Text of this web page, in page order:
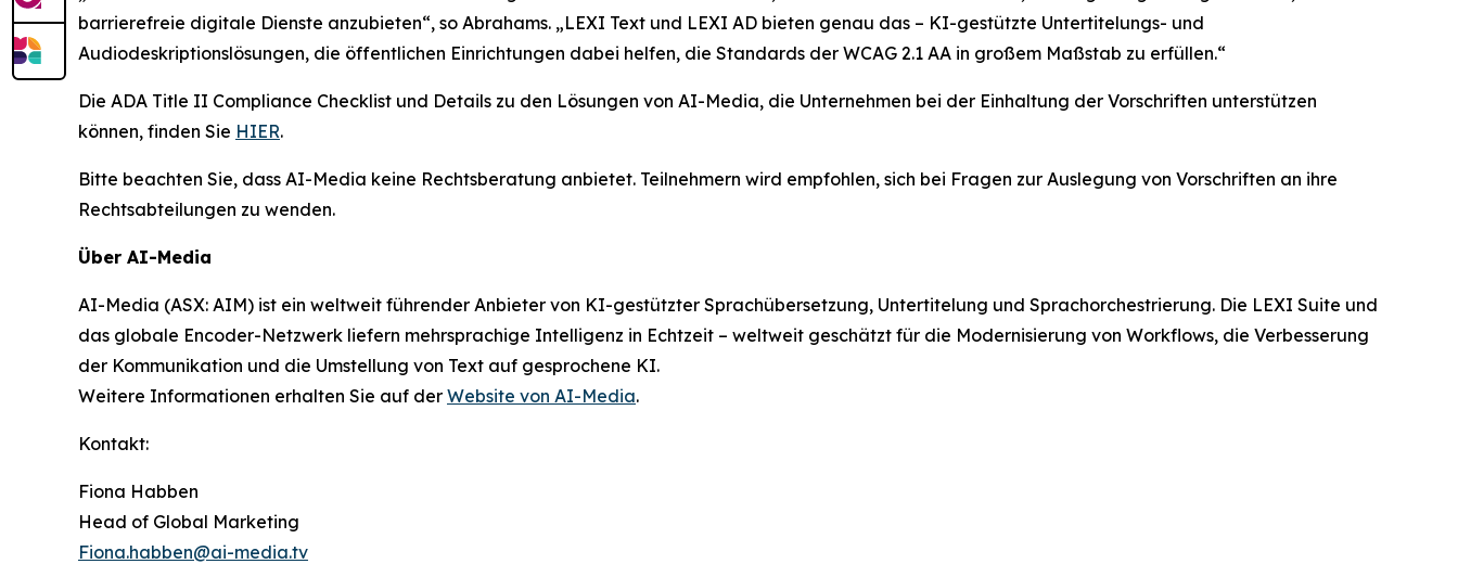
barrierefreie digitale Dienste anzubieten“, so Abrahams. „LEXI Text und LEXI AD bieten genau das – KI-gestützte Untertitelungs- und
Audiodeskriptionslösungen, die öffentlichen Einrichtungen dabei helfen, die Standards der WCAG 2.1 AA in großem Maßstab zu erfüllen.“
Die ADA Title II Compliance Checklist und Details zu den Lösungen von AI-Media, die Unternehmen bei der Einhaltung der Vorschriften unterstützen
können, finden Sie HIER.
Bitte beachten Sie, dass AI-Media keine Rechtsberatung anbietet. Teilnehmern wird empfohlen, sich bei Fragen zur Auslegung von Vorschriften an ihre
Rechtsabteilungen zu wenden.
Über AI-Media
AI-Media (ASX: AIM) ist ein weltweit führender Anbieter von KI-gestützter Sprachübersetzung, Untertitelung und Sprachorchestrierung. Die LEXI Suite und
das globale Encoder-Netzwerk liefern mehrsprachige Intelligenz in Echtzeit – weltweit geschätzt für die Modernisierung von Workflows, die Verbesserung
der Kommunikation und die Umstellung von Text auf gesprochene KI.
Weitere Informationen erhalten Sie auf der Website von AI-Media.
Kontakt:
Fiona Habben
Head of Global Marketing
Fiona.habben@ai-media.tv